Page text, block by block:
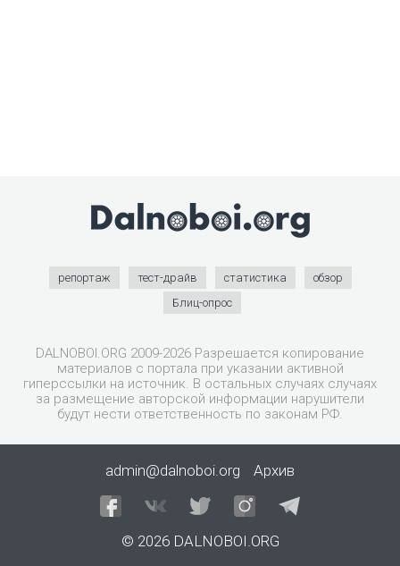
репортаж тест-драйв статистика
обзор
Блиц-опрос
DALNOBOI.ORG 2009-2026 Разрешается копирование
материалов с портала при указании активной
гиперссылки на источник. В остальных случаях случаях
за размещение авторской информации нарушители
будут нести ответственность по законам РФ.
admin@dalnoboi.org Архив
© 2026 DALNOBOI.ORG